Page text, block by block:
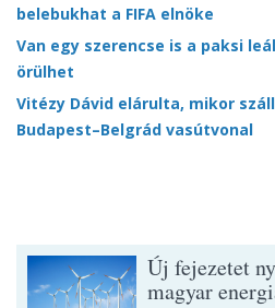
belebukhat a FIFA elnöke
Van egy szerencse is a paksi
örülhet
Vitézy Dávid elárulta, mikor
Budapest–Belgrád vasútvonal
Új fejezetet
magyar